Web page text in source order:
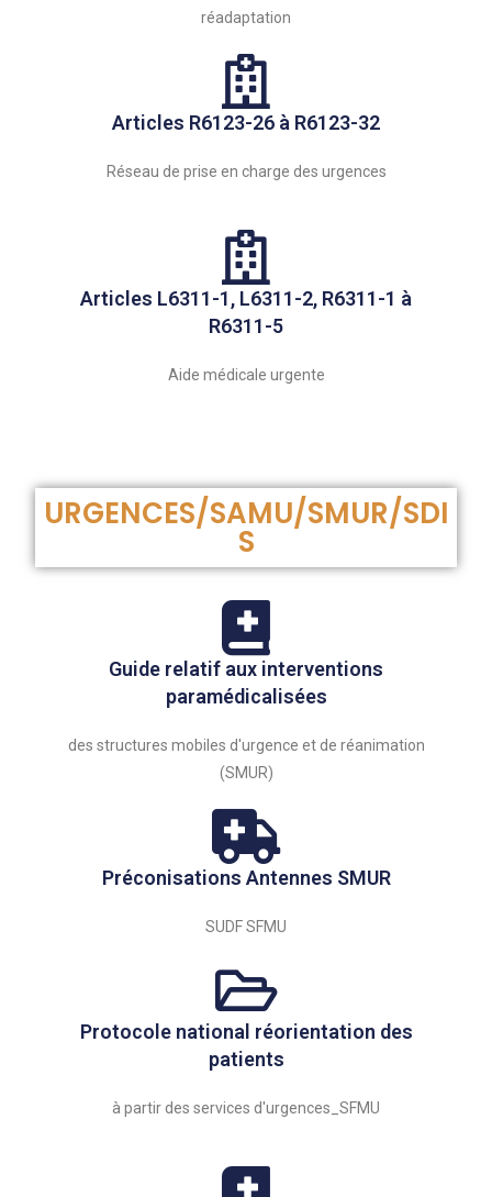
réadaptation
Articles R6123-26 à R6123-32
Réseau de prise en charge des urgences
Articles L6311-1, L6311-2, R6311-1 à
R6311-5
Aide médicale urgente
URGENCES/SAMU/SMUR/SDI
S
Guide relatif aux interventions
paramédicalisées
des structures mobiles d'urgence et de réanimation
(SMUR)
Préconisations Antennes SMUR
SUDF SFMU
Protocole national réorientation des
patients
à partir des services d'urgences_SFMU